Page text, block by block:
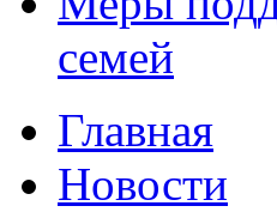
семей
Главная
Новости